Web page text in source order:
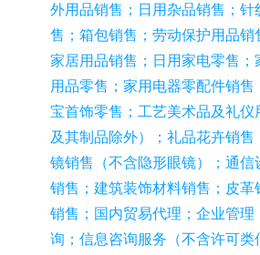
外用品销售；日用杂品销售；针
售；箱包销售；劳动保护用品销
家居用品销售；日用家电零售；
用品零售；家用电器零配件销售
宝首饰零售；工艺美术品及礼仪
及其制品除外）；礼品花卉销售
镜销售（不含隐形眼镜）；通信
销售；建筑装饰材料销售；皮革
销售；国内贸易代理；企业管理
询；信息咨询服务（不含许可类